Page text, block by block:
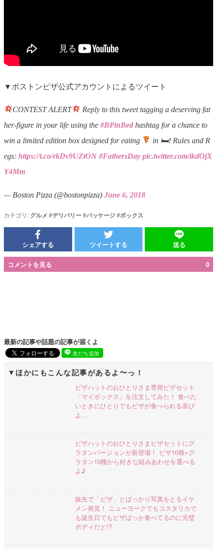
▼ボストンピザ公式アカウントによるツイート
CONTEST ALERT
Reply to this tweet tagging a deserving fat
her-figure in your life using the #BPinBedhashtag for a chance to
win a limited edition box designed for eating
in 🛏! Rules and R
egs: https://t.co/rkDv9UZtON #FathersDay pic.twitter.com/ikdOjX
Y4Mm
— Boston Pizza (@bostonpizza) June 6, 2018
カテゴリ: グルメ #デリバリー#パッケージ#ボックス
シェアする ツイートする 送る
コメントを見る 0
最新の記事や話題の記事が届くよ
友だち追加
ほかにもこんな記事があるよ〜っ！
ピザハットのおひとりさま専用ピザセット
「マイボックス」を注文してみた！ 食べた
いときにひとりでもピザが食べられる喜び
よ…
ピザハットのおひとりさまピザセットにグ
ラタンバージョンが新登場！ ピザ10種×グ
ラタン10種から好きな組みあわせを選べる
よ♪
旅先で「ピザ」とばっかり写真をとるイケ
メン発見！ ニューヨークでもコスタリカで
も誕生日でもピザばっか食べてるのに完璧
ボディだと!?